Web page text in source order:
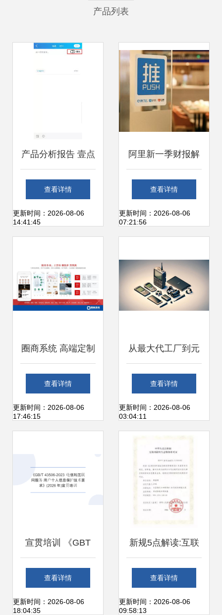
产品列表
产品分析报告 壹点
灵的互联网泛心理
服务之路
查看详情
更新时间：2026-08-06
14:41:45
阿里新一季财报解
读 口碑饿了么营收
飙升137%，个人
长新契机
查看详情
更新时间：2026-08-06
07:21:56
圈商系统 高端定制
服务，满足企业个
性需求与个人互联
查看详情
更新时间：2026-08-06
17:46:15
从最大代工厂到元
宇宙先驱:昔日霸主
的「蝶变」之路
查看详情
更新时间：2026-08-06
03:04:11
宣贯培训 《GBT
43506-2023 电信
和互联网服务 用户
查看详情
更新时间：2026-08-06
18:04:35
新规5点解读:互联
网新闻信息服务管
理规定
查看详情
更新时间：2026-08-06
09:58:13